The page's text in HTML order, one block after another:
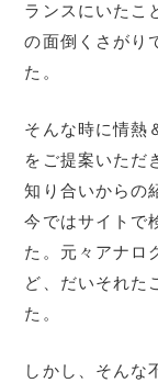
ランスにいたこ
の面倒くさがり
た。
そんな時に情熱
をご提案いただ
知り合いからの
今ではサイトで
た。元々アナロ
ど、だいそれた
た。
しかし、そんな